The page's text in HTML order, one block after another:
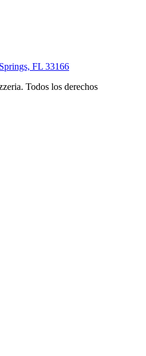
FL 33166
Todos los derechos